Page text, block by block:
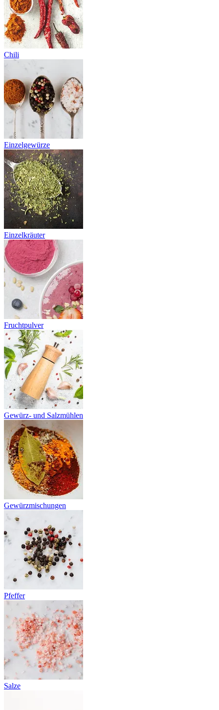
Chili
Einzelgewürze
Einzelkräuter
Fruchtpulver
Gewürz- und Salzmühlen
Gewürzmischungen
Pfeffer
Salze